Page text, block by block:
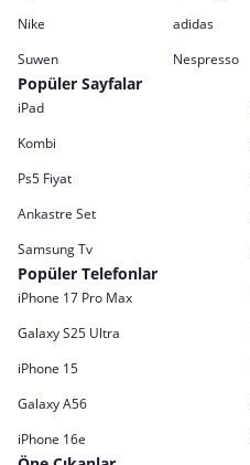
Nike
adidas
Suwen
Nespresso
Popüler Sayfalar
iPad
Kombi
Ps5 Fiyat
Ankastre Set
Samsung Tv
Popüler Telefonlar
iPhone 17 Pro Max
Galaxy S25 Ultra
iPhone 15
Galaxy A56
iPhone 16e